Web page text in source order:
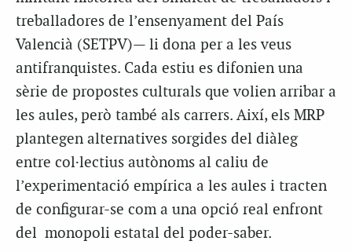
treballadores de l’ensenyament del País
Valencià (SETPV)— li dona per a les veus
antifranquistes. Cada estiu es difonien una
sèrie de propostes culturals que volien arribar a
les aules, però també als carrers. Així, els MRP
plantegen alternatives sorgides del diàleg
entre col·lectius autònoms al caliu de
l’experimentació empírica a les aules i tracten
de configurar-se com a una opció real enfront
del monopoli estatal del poder-saber.